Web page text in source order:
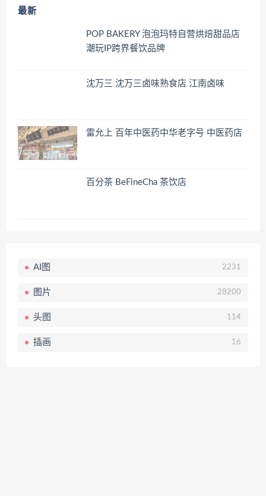
最新
POP BAKERY 泡泡玛特自营烘焙甜品店
潮玩IP跨界餐饮品牌
沈万三 沈万三卤味熟食店 江南卤味
雷允上 百年中医药中华老字号 中医药店
百分茶 BeFineCha 茶饮店
AI图 2231
图片 28200
头图 114
插画 16